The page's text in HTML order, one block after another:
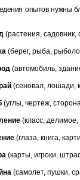
опытов нужны
(растения, садовник,
(берег, рыба,
(автомобиль,
(сеновал, лошади,
(углы, чертеж,
(класс, делимое,
(глаза, книга,
(карты, игроки,
(самолет, пушки,